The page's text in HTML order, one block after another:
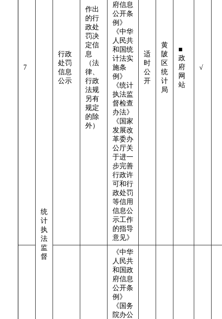
7
统
计
执
法
监
督
行政
处罚
信息
公示
作出
的行
政处
罚决
定信
息
（法
律、
行政
法规
另有
规定
的除
外）
府信息
公开条
例》
《中华
人民共
和国统
计法实
施条
例》
《统计
执法监
督检查
办法》
《国家
发展改
革委办
公厅关
于进一
步完善
行政许
可和行
政处罚
等信用
信息公
示工作
的指导
意见》
适
时
公
开
黄
陂
区
统
计
局
■
政
府
网
站
√
《中华
人民共
和国政
府信息
公开条
例》
《国务
院办公